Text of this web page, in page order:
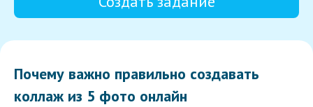
Почему важно правильно создавать
коллаж из 5 фото онлайн